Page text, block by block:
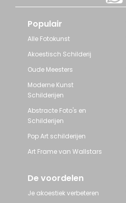
Populair
Alle Fotokunst
Akoestisch Schilderij
Oude Meesters
Moderne Kunst
Schilderijen
Abstracte Foto's en
Schilderijen
Pop Art schilderijen
Art Frame van Wallstars
De voordelen
Je akoestiek verbeteren